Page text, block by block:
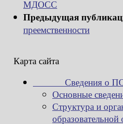
МДОСС
Предыдущая
преемственности
Карта сайта
Сведения о
Основные
Структура и
образовательной